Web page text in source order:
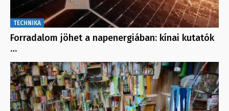
TECHNIKA
Forradalom jöhet a napenergiában: kínai kutatók
…